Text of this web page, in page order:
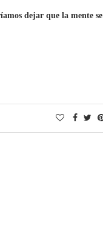
dejar que la mente se